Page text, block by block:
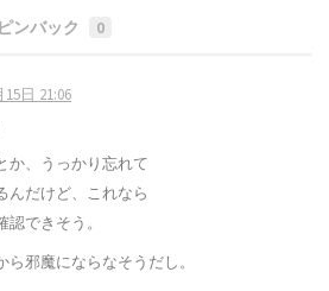
ピンバック 0
15日 21:06
か、うっかり忘れて
んだけど、これなら
できそう。
邪魔にならなそうだし。